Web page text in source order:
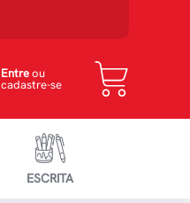
Entreou
cadastre-se
ESCRITA